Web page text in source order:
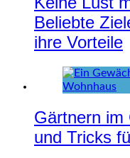
Beliebte
ihre Vorteile
Gärtnern im
und Tricks